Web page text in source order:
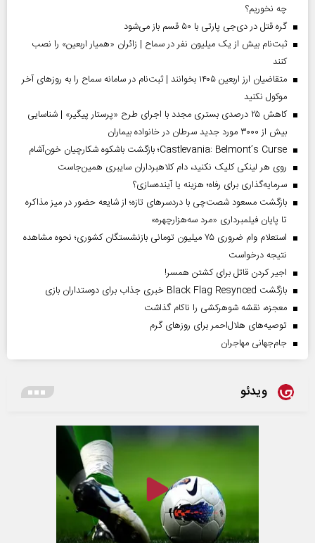
چه نخوریم؟
گره قتل در دی‌جی پارتی با ۵۰ قسم باز می‌شود
ثبت‌نام بیش از یک میلیون نفر در سماح | زائران «همیار اربعین» را نصب
کنند
متقاضیان ارز اربعین ۱۴۰۵ بخوانند | ثبت‌نام در سامانه سماح را به روز‌های آخر
موکول نکنید
کاهش ۲۵ درصدی بستری مجدد با اجرای طرح «پرستار پیگیر» | شناسایی
بیش از ۳۰۰۰ مورد جدید سرطان در خانواده بیماران
Castlevania: Belmont’s Curse؛ بازگشت باشکوه شکارچیان خون‌آشام
روی هر لینکی کلیک نکنید، دام کلاهبرداران سایبری همین‌جاست
سرمایه‌گذاری برای رفاه؛ هزینه یا آینده‌سازی؟
بازگشت مسعود شصت‌چی با دردسر‌های تازه؛ از شایعه حضور در میز مذاکره
تا پایان فیلمبرداری «مرد سه‌هزارچهره»
استعلام وام ضروری ۷۵ میلیون تومانی بازنشستگان کشوری؛ نحوه مشاهده
نتیجه درخواست
اجیر کردن قاتل برای کشتن همسر!
بازگشت Black Flag Resynced خبری جذاب برای دوستداران بازی
معجزه، نقشه شوهرکشی را ناکام گذاشت
توصیه‌های هلال‌احمر برای روز‌های گرم
جام‌جهانی مهاجران
ویدئو